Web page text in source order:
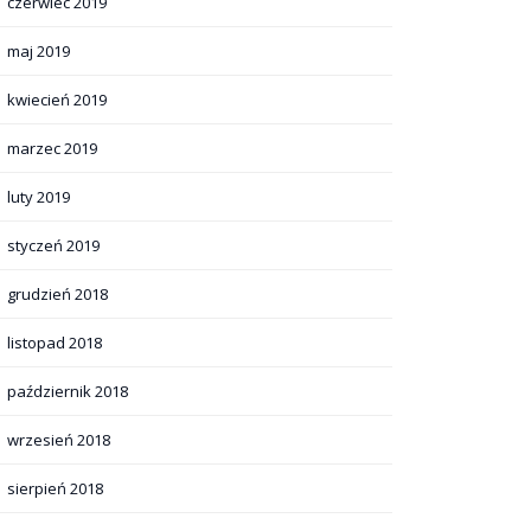
maj 2019
kwiecień 2019
marzec 2019
luty 2019
styczeń 2019
grudzień 2018
listopad 2018
październik 2018
wrzesień 2018
sierpień 2018